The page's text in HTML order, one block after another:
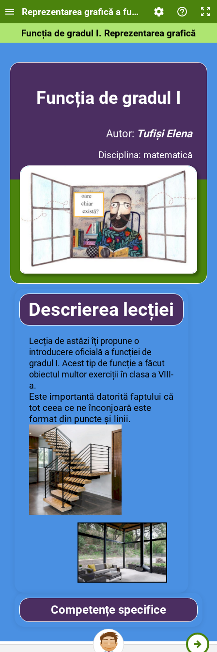
Reprezentarea grafică a funcției de gradul I
Funcția de gradul I. Reprezentarea grafică
Funcția de gradul I
Autor: Tufiși Elena
Disciplina: matematică
Descrierea lecției
Lecția de astăzi îți propune o
introducere oficială a funcției de
gradul I. Acest tip de funcție a făcut
obiectul multor exerciții în clasa a VIII-
a.
Este importantă datorită faptului că
tot ceea ce ne înconjoară este
format din puncte și linii.
Competențe specifice